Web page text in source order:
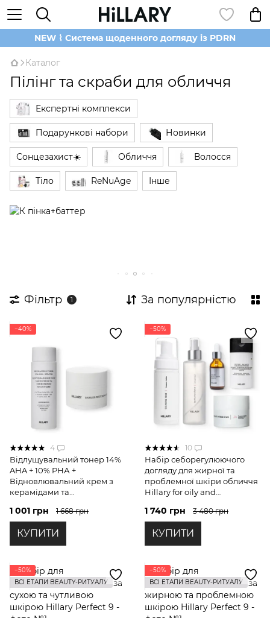
NEW ⌇ Система щоденного догляду із PDRN
Каталог
Пілінг та скраби для обличчя
Експертні комплекси
Подарункові набори Новинки
Сонцезахист☀️ Обличчя Волосся
Тіло ReNuAge Інше
Фільтр 1 За популярністю
−40%
4
Відлущувальний тонер 14%
AHA + 10% PНА +
Відновлювальний крем з
керамідами та
1 001 грн 1 668 грн
КУПИТИ
−50%
10
Набір себорегулюючого
догляду для жирної та
проблемної шкіри обличчя
Hillary for oily and
1 740 грн 3 480 грн
КУПИТИ
−50%
ВСІ ЕТАПИ BEAUTY-РИТУАЛУ
−50%
ВСІ ЕТАПИ BEAUTY-РИТУАЛУ